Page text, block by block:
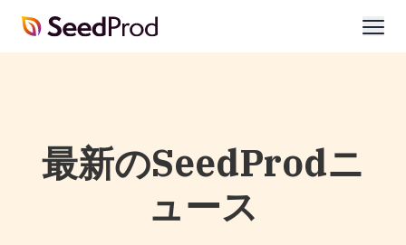
SeedProd
最新のSeedProdニ
ュース